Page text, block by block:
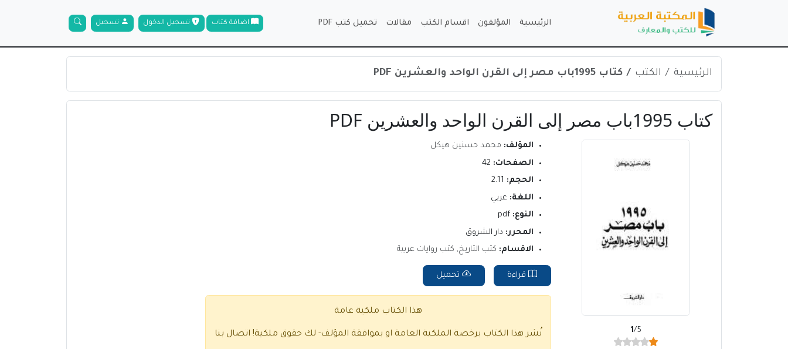
الرئيسية المؤلفون اقسام الكتب مقالات تحميل كتب PDF
الرئيسية الكتب كتاب 1995باب مصر إلى القرن الواحد والعشرين PDF
كتاب 1995باب مصر إلى القرن الواحد والعشرين PDF
1/5
المؤلف: محمد حسنين هيكل
الصفحات:
الحجم:
اللغة: عربي
النوع: pdf
المحرر: دار الشروق
الاقسام: كتب التاريخ, كتب روايات عربية
قراءة تحميل
هذا الكتاب ملكية عامة
نُشر هذا الكتاب برخصة الملكية العامة او بموافقة المؤلف- لك حقوق ملكية! اتصال بنا